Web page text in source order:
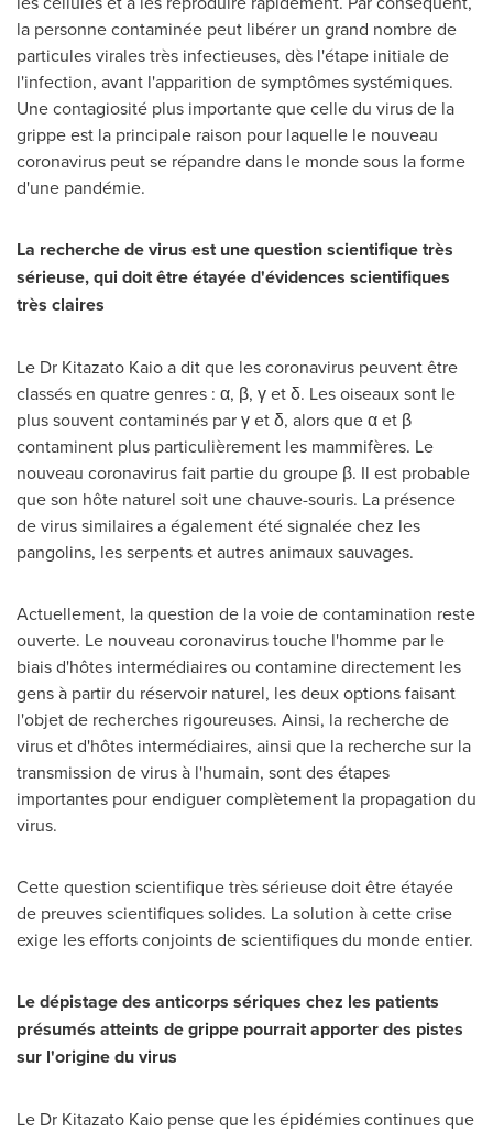
la personne contaminée peut libérer un grand nombre de
particules virales très infectieuses, dès l'étape initiale de
l'infection, avant l'apparition de symptômes systémiques.
Une contagiosité plus importante que celle du virus de la
grippe est la principale raison pour laquelle le nouveau
coronavirus peut se répandre dans le monde sous la forme
d'une pandémie.
La recherche de virus est une question scientifique très
sérieuse, qui doit être étayée d'évidences scientifiques
très claires
Le Dr Kitazato Kaio a dit que les coronavirus peuvent être
classés en quatre genres : α, β, γ et δ. Les oiseaux sont le
plus souvent contaminés par γ et δ, alors que α et β
contaminent plus particulièrement les mammifères. Le
nouveau coronavirus fait partie du groupe β. Il est probable
que son hôte naturel soit une chauve-souris. La présence
de virus similaires a également été signalée chez les
pangolins, les serpents et autres animaux sauvages.
Actuellement, la question de la voie de contamination reste
ouverte. Le nouveau coronavirus touche l'homme par le
biais d'hôtes intermédiaires ou contamine directement les
gens à partir du réservoir naturel, les deux options faisant
l'objet de recherches rigoureuses. Ainsi, la recherche de
virus et d'hôtes intermédiaires, ainsi que la recherche sur la
transmission de virus à l'humain, sont des étapes
importantes pour endiguer complètement la propagation du
virus.
Cette question scientifique très sérieuse doit être étayée
de preuves scientifiques solides. La solution à cette crise
exige les efforts conjoints de scientifiques du monde entier.
Le dépistage des anticorps sériques chez les patients
présumés atteints de grippe pourrait apporter des pistes
sur l'origine du virus
Le Dr Kitazato Kaio pense que les épidémies continues que